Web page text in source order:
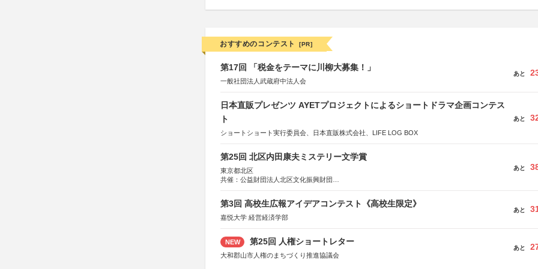
おすすめのコンテスト [PR]
第17回 「税金をテーマに川柳大募集！」
一般社団法人武蔵府中法人会
あと
日本直販プレゼンツ AYETプロジェクトによるショートドラマ企画コンテス
ト
ショートショート実行委員会、日本直販株式会社、LIFE LOG BOX
あと
第25回 北区内田康夫ミステリー文学賞
東京都北区
共催：公益財団法人北区文化振興財団
協賛：株式会社実業之日本社
あと
第3回 高校生広報アイデアコンテスト《高校生限定》
嘉悦大学 経営経済学部
あと
NEW 第25回 人権ショートレター
大和郡山市人権のまちづくり推進協議会
あと